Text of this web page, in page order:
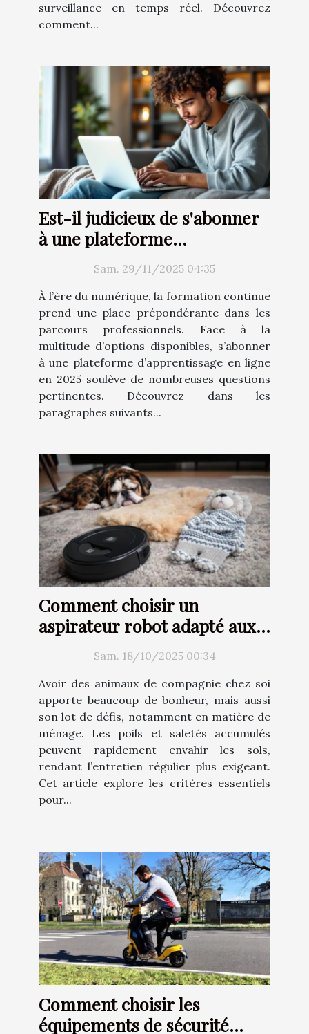
surveillance en temps réel. Découvrez
comment...
Est-il judicieux de s'abonner
à une plateforme
d'apprentissage en ligne en
Sam. 29/11/2025 04:35
À l’ère du numérique, la formation continue
prend une place prépondérante dans les
parcours professionnels. Face à la
multitude d’options disponibles, s’abonner
à une plateforme d’apprentissage en ligne
en 2025 soulève de nombreuses questions
pertinentes. Découvrez dans les
paragraphes suivants...
Comment choisir un
aspirateur robot adapté aux
besoins d'un foyer avec
animaux ?Sam. 18/10/2025 00:34
Avoir des animaux de compagnie chez soi
apporte beaucoup de bonheur, mais aussi
son lot de défis, notamment en matière de
ménage. Les poils et saletés accumulés
peuvent rapidement envahir les sols,
rendant l’entretien régulier plus exigeant.
Cet article explore les critères essentiels
pour...
Comment choisir les
équipements de sécurité